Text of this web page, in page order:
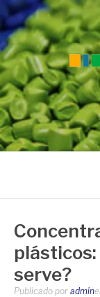
Pular
para
o
conteúdo
Blog
plásticos:
serve?
Publicado por admin